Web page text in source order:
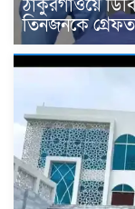
ঠাকুরগাঁওয়ে
তিনজনকে